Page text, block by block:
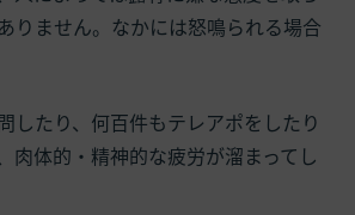
りません。なかには怒鳴られる場合
したり、何百件もテレアポをしたり
肉体的・精神的な疲労が溜まってし